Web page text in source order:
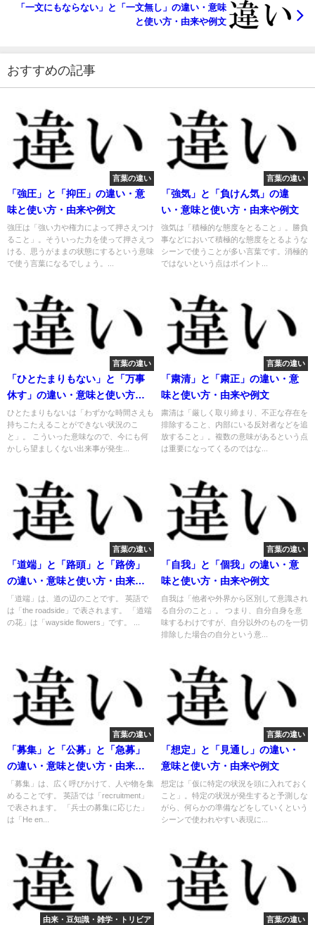
「一文にもならない」と「一文無し」の違い・意味
と使い方・由来や例文
おすすめの記事
言葉の違い
「強圧」と「抑圧」の違い・意
味と使い方・由来や例文
強圧は「強い力や権力によって押さえつけ
ること」。そういった力を使って押さえつ
ける、思うがままの状態にするという意味
で使う言葉になるでしょう。...
言葉の違い
「強気」と「負けん気」の違
い・意味と使い方・由来や例文
強気は「積極的な態度をとること」。勝負
事などにおいて積極的な態度をとるような
シーンで使うことが多い言葉です。消極的
ではないという点はポイント...
言葉の違い
「ひとたまりもない」と「万事
休す」の違い・意味と使い方・
由来や例文
ひとたまりもないは「わずかな時間さえも
持ちこたえることができない状況のこ
と」。 こういった意味なので、今にも何
かしら望ましくない出来事が発生...
言葉の違い
「粛清」と「粛正」の違い・意
味と使い方・由来や例文
粛清は「厳しく取り締まり、不正な存在を
排除すること、内部にいる反対者などを追
放すること」。複数の意味があるという点
は重要になってくるのではな...
言葉の違い
「道端」と「路頭」と「路傍」
の違い・意味と使い方・由来や
例文
「道端」は、道の辺のことです。 英語で
は「the roadside」で表されます。 「道端
の花」は「wayside flowers」です。 ...
言葉の違い
「自我」と「個我」の違い・意
味と使い方・由来や例文
自我は「他者や外界から区別して意識され
る自分のこと」。 つまり、自分自身を意
味するわけですが、自分以外のものを一切
排除した場合の自分という意...
言葉の違い
「募集」と「公募」と「急募」
の違い・意味と使い方・由来や
例文
「募集」は、広く呼びかけて、人や物を集
めることです。 英語では「recruitment」
で表されます。 「兵士の募集に応じた」
は「He en...
言葉の違い
「想定」と「見通し」の違い・
意味と使い方・由来や例文
想定は「仮に特定の状況を頭に入れておく
こと」。特定の状況が発生すると予測しな
がら、何らかの準備などをしていくという
シーンで使われやすい表現に...
由来・豆知識・雑学・トリビア 言葉の違い